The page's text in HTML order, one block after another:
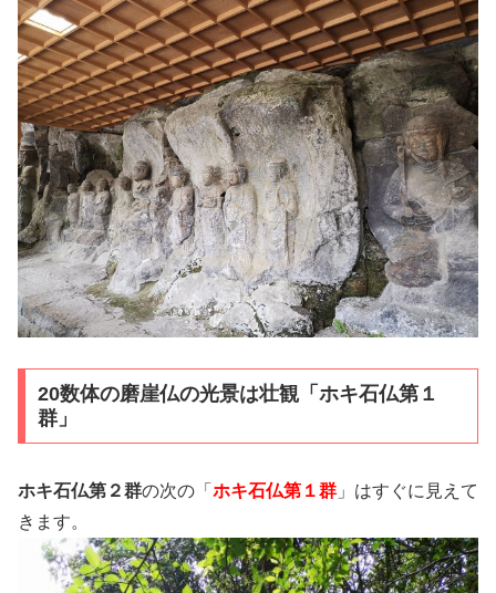
20数体の磨崖仏の光景は壮観「ホキ石仏第１
群」
ホキ石仏第２群の次の「 ホキ石仏第１群 」はすぐに見えて
きます。